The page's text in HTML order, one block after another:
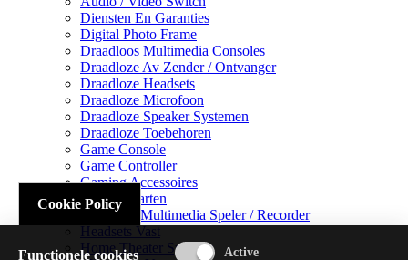
Diensten En Garanties
Digital Photo Frame
Draadloos Multimedia Consoles
Draadloze Av Zender / Ontvanger
Draadloze Headsets
Draadloze Microfoon
Draadloze Speaker Systemen
Draadloze Toebehoren
Game Console
Game Controller
Gaming Accessoires
Geluidskaarten
Handheld Multimedia Speler / Recorder
Headsets Vast
Home Theater Systems
Cookie Policy
Functionele cookies